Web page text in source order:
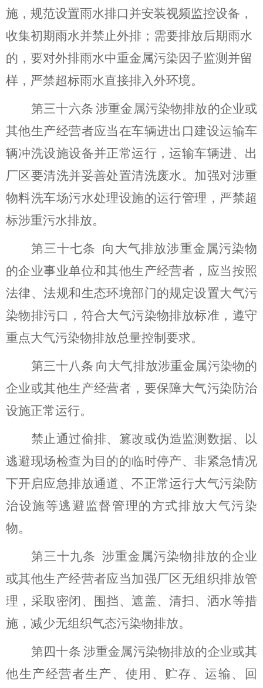
施，规范设置雨水排口并安装视频监控设备 ，
收集初期雨水并禁止外排；需要排放后期雨水
的，要对外排雨水中重金属污染因子监测 并留
样，严禁超标雨水直接排入外环境。
第三十六条 涉重金属污染物排放的企业或
其他生产经营者应当在车辆进出口建设运输车
辆冲洗设施设备并正常运行，运输车辆进、出
厂区要清洗并妥善处置清洗废水。 加强对涉重
物料洗车场污水处理设施的运行管理，严禁超
标涉重污水排放。
第三十七条 向 大气排放涉重金属污染物
的企业事业单位和其他生产经营者，应当按照
法律、法规和生态环境部门的规定设置大气污
染物排污口 ，符合大气污染物排放标准，遵守
重点大气污染物排放总量控制要求。
第三十八条 向大气排放涉重金属污染物的
企业或其他生产经营者 ，要保障大气污染防治
设施正常运行。
禁止通过偷排、篡改或伪造监测数据、以
逃避现场检查为目的的临时停产、非紧急情况
下开启应急排放通道、不正常运行大气污染防
治设施等逃避监督管理的方式排放大气污染
物。
第三十九条 涉重金属污染物排放的企业
或其他生产经营者应当加强厂区无组织排放管
理，采取密闭、围挡、遮盖、清扫、洒水等措
施，减少无组织气态污染物排放。
第四十条 涉重金属污染物排放的企业或其
他生产经营者生产、使用、贮存、运输、回